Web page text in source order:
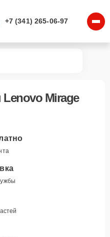
+7 (341) 265-06-97
Mirage